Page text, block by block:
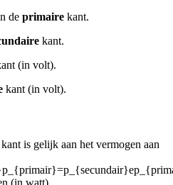
de primaire kant.
kant.
(in volt).
kant (in volt).
is gelijk aan het vermogen aan
(in watt).